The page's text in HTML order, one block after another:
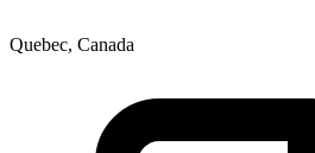
Quebec, Canada